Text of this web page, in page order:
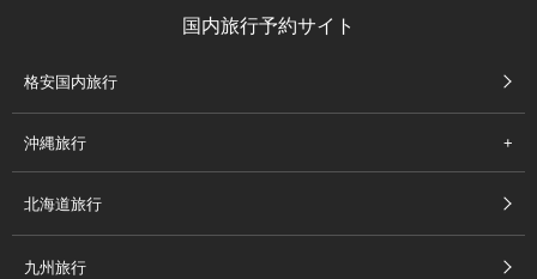
国内旅行予約サイト
格安国内旅行
沖縄旅行
北海道旅行
九州旅行